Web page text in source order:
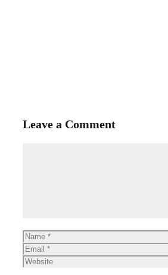
Leave a Comment
Name